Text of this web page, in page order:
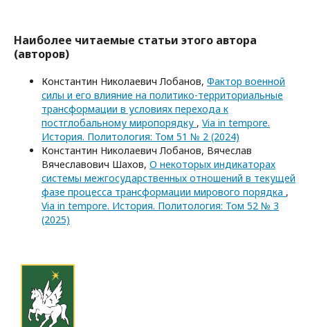
Наиболее читаемые статьи этого автора
(авторов)
Константин Николаевич Лобанов, Фактор военной
силы и его влияние на политико-территориальные
трансформации в условиях перехода к
постглобальному миропорядку , Via in tempore.
История. Политология: Том 51 № 2 (2024)
Константин Николаевич Лобанов, Вячеслав
Вячеславович Шахов, О некоторых индикаторах
системы межгосударственных отношений в текущей
фазе процесса трансформации мирового порядка ,
Via in tempore. История. Политология: Том 52 № 3
(2025)